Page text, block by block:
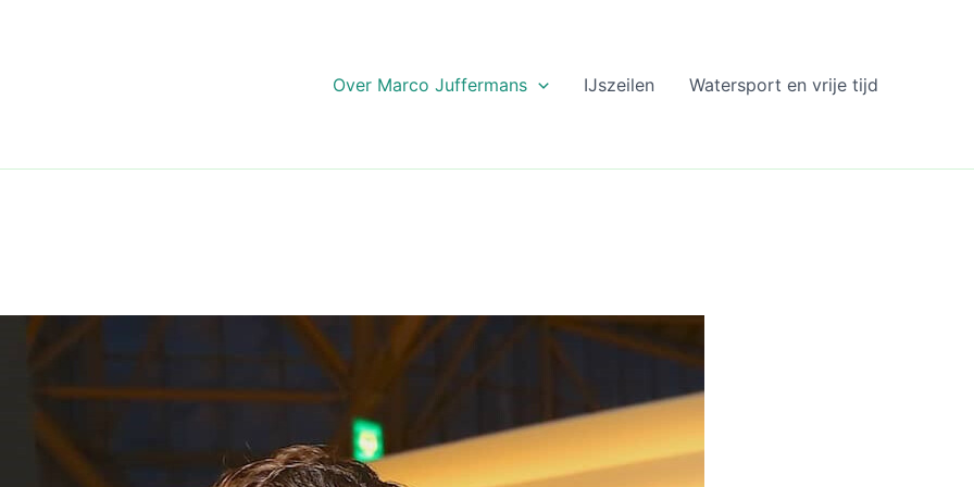
Over Marco Juffermans IJszeilen Watersport en vrije tijd